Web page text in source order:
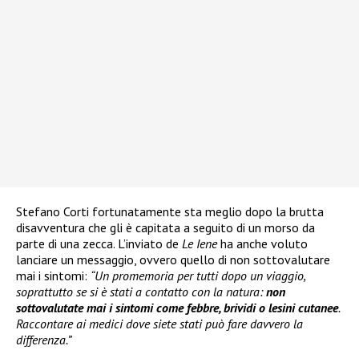
Stefano Corti fortunatamente sta meglio dopo la brutta
disavventura che gli è capitata a seguito di un morso da
parte di una zecca. L’inviato de Le Ieneha anche voluto
lanciare un messaggio, ovvero quello di non sottovalutare
mai i sintomi: “Un promemoria per tutti dopo un viaggio,
soprattutto se si è stati a contatto con la natura:non
sottovalutate mai i sintomi come febbre, brividi o lesini cutanee.
Raccontare ai medici dove siete stati può fare davvero la
differenza.”